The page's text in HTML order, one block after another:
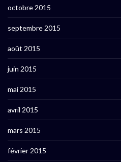
octobre 2015
septembre 2015
août 2015
juin 2015
mai 2015
avril 2015
mars 2015
février 2015